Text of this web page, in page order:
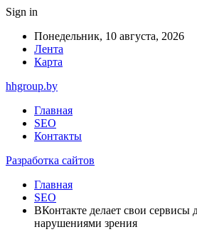
Sign in
Понедельник, 10 августа, 2026
Лента
Карта
hhgroup.by
Главная
SEO
Контакты
Разработка сайтов
Главная
SEO
ВКонтакте делает свои сервисы
нарушениями зрения